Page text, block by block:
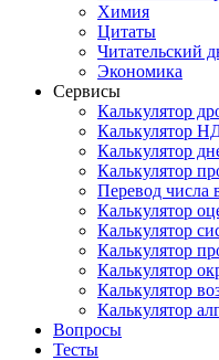
Химия
Цитаты
Читательский
Экономика
Сервисы
Калькулятор
Калькулятор
Калькулятор
Калькулятор
Перевод числа
Калькулятор
Калькулятор
Калькулятор
Калькулятор
Калькулятор
Калькулятор
Вопросы
Тесты